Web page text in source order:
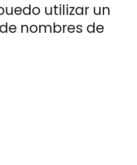
utilizar un
nombres de